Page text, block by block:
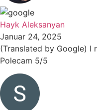
Hayk Aleksanyan
Januar 24, 2025
(Translated by Google) I
Polecam 5/5